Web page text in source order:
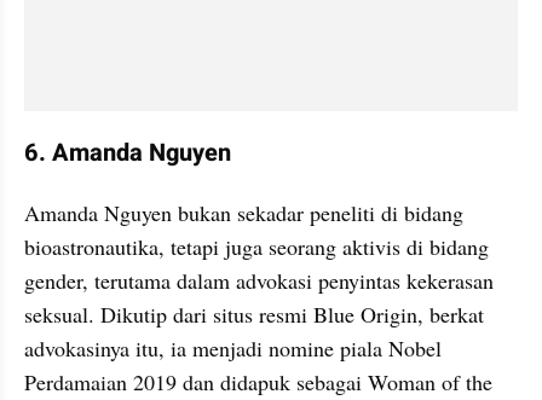
6. Amanda Nguyen
Amanda Nguyen bukan sekadar peneliti di bidang
bioastronautika, tetapi juga seorang aktivis di bidang
gender, terutama dalam advokasi penyintas kekerasan
seksual. Dikutip dari situs resmi Blue Origin, berkat
advokasinya itu, ia menjadi nomine piala Nobel
Perdamaian 2019 dan didapuk sebagai Woman of the